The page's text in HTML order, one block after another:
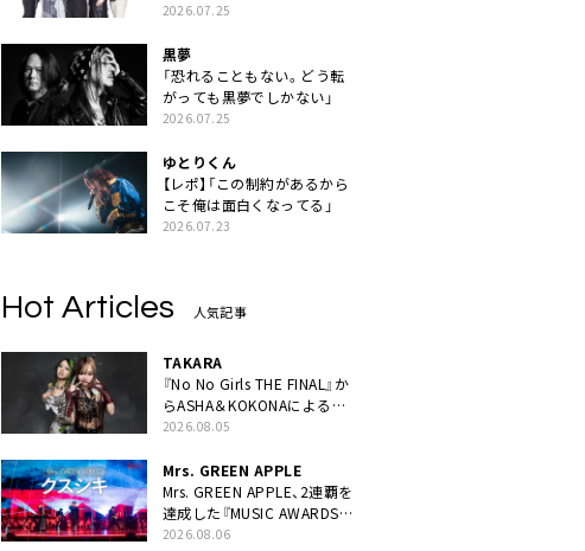
2026.07.25
黒夢
「恐れることもない。どう転
がっても黒夢でしかない」
2026.07.25
ゆとりくん
【レポ】「この制約があるから
こそ俺は面白くなってる」
2026.07.23
Hot Articles 人気記事
TAKARA
『No No Girls THE FINAL』か
らASHA＆KOKONAによるユ
ニット・TAKARAがデビュー
2026.08.05
Mrs. GREEN APPLE
Mrs. GREEN APPLE、2連覇を
達成した『MUSIC AWARDS
JAPAN 2026』での「クスシ
2026.08.06